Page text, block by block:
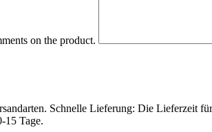
on the product.
Schnelle Lieferung: Die Lieferzeit
15 Tage.